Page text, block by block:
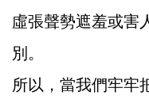
虛張聲勢遮羞或害
別。
所以，當我們牢牢